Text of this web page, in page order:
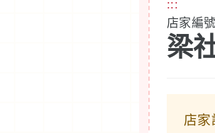
:::
店家編
梁
店家